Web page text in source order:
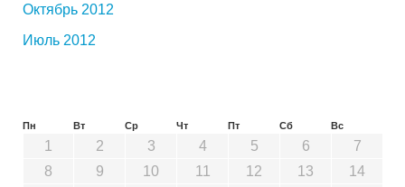
Октябрь 2012
Июль 2012
Пн Вт Ср Чт Пт Сб Вс
1 2 3 4 5 6
7
8
9 10 11 12 13
14